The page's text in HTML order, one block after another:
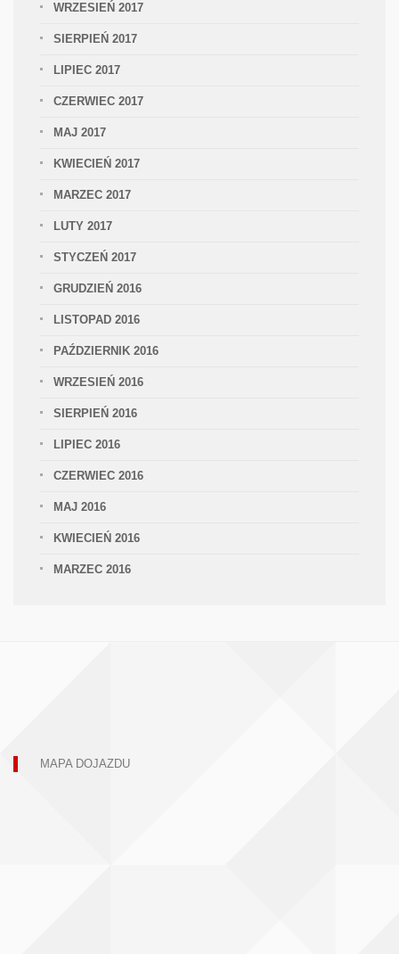
WRZESIEŃ 2017
SIERPIEŃ 2017
LIPIEC 2017
CZERWIEC 2017
MAJ 2017
KWIECIEŃ 2017
MARZEC 2017
LUTY 2017
STYCZEŃ 2017
GRUDZIEŃ 2016
LISTOPAD 2016
PAŹDZIERNIK 2016
WRZESIEŃ 2016
SIERPIEŃ 2016
LIPIEC 2016
CZERWIEC 2016
MAJ 2016
KWIECIEŃ 2016
MARZEC 2016
MAPA DOJAZDU